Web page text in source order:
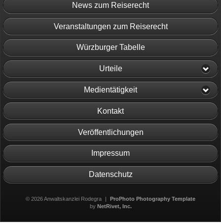
News zum Reiserecht
Veranstaltungen zum Reiserecht
Würzburger Tabelle
Urteile
Medientätigkeit
Kontakt
Veröffentlichungen
Impressum
Datenschutz
© 2026 Anwaltskanzlei Rodegra |
ProPhoto Photography Template
by NetRivet, Inc.